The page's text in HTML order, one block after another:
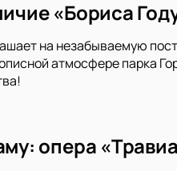
«Бориса
на незабываемую
атмосфере парка
опера